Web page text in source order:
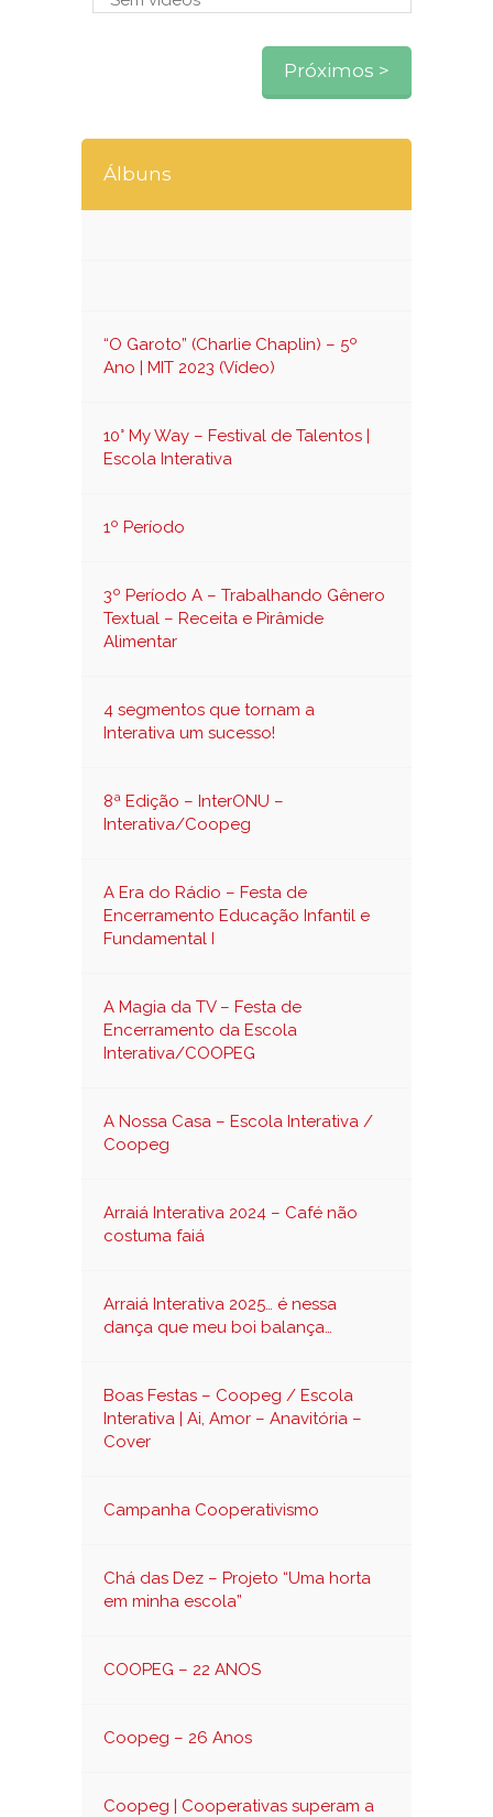
Próximos >
Álbuns
“O Garoto” (Charlie Chaplin) – 5º
Ano | MIT 2023 (Vídeo)
10° My Way – Festival de Talentos |
Escola Interativa
1º Período
3º Período A – Trabalhando Gênero
Textual – Receita e Pirâmide
Alimentar
4 segmentos que tornam a
Interativa um sucesso!
8ª Edição – InterONU –
Interativa/Coopeg
A Era do Rádio – Festa de
Encerramento Educação Infantil e
Fundamental I
A Magia da TV – Festa de
Encerramento da Escola
Interativa/COOPEG
A Nossa Casa – Escola Interativa /
Coopeg
Arraiá Interativa 2024 – Café não
costuma faiá
Arraiá Interativa 2025… é nessa
dança que meu boi balança…
Boas Festas – Coopeg / Escola
Interativa | Ai, Amor – Anavitória –
Cover
Campanha Cooperativismo
Chá das Dez – Projeto “Uma horta
em minha escola”
COOPEG – 22 ANOS
Coopeg – 26 Anos
Coopeg | Cooperativas superam a